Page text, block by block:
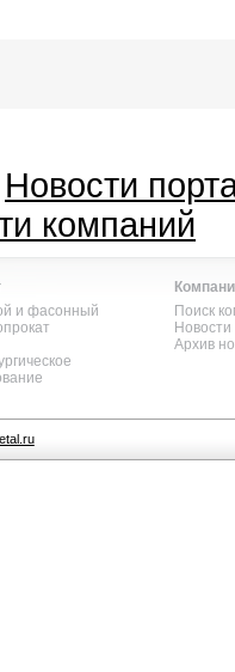
Новости
компаний
и фасонный
Поиск
Архив